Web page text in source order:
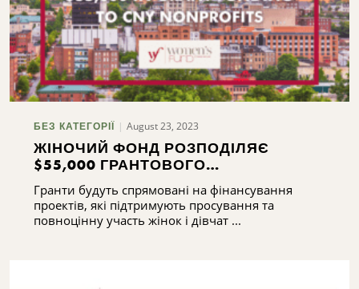
БЕЗ КАТЕГОРІЇ August 23, 2023
ЖІНОЧИЙ ФОНД РОЗПОДІЛЯЄ
$55,000 ГРАНТОВОГО
ФІНАНСУВАННЯ СЕРЕД
НЕПРИБУТКОВИХ ОРГАНІЗАЦІЙ
НЬЮ-ЙОРКА
Гранти будуть спрямовані на фінансування
проектів, які підтримують просування та
повноцінну участь жінок і дівчат ...